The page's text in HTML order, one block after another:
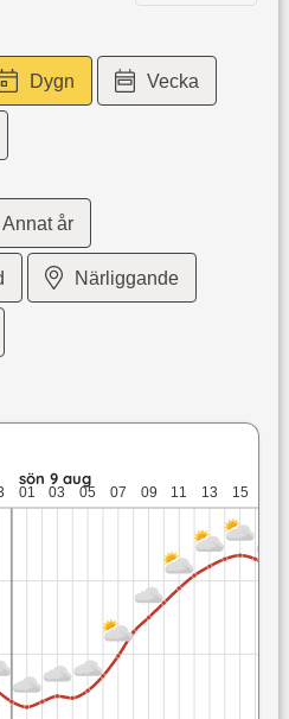
Dygn Vecka
Annat år
Närliggande
ingen nederbörd: upp till 4,1
sön 9 aug
01 03 05 07 09 11 13 15